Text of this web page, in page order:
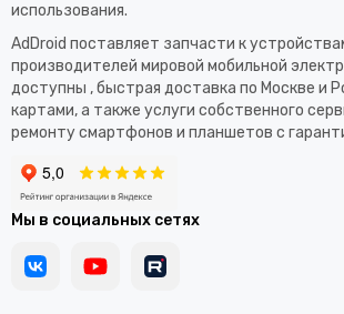
использования.​
AdDroid поставляет запчасти к
производителей мировой мобильной
доступны , быстрая доставка по Москве и
картами, а также услуги собственного
ремонту смартфонов и планшетов с
Мы в социальных сетях